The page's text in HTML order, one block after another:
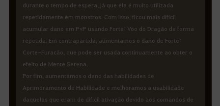
durante o tempo de espera, já que ela é muito utilizada
repetidamente em monstros. Com isso, ficou mais difícil
acumular dano em PvP usando Forte: Voo do Dragão de forma
repetida. Em contrapartida, aumentamos o dano de Forte:
Corte-Furacão, que pode ser usada continuamente ao obter o
efeito de Mente Serena.
Por fim, aumentamos o dano das habilidades de
Aprimoramento de Habilidade e melhoramos a usabilidade
daquelas que eram de difícil ativação devido aos comandos de